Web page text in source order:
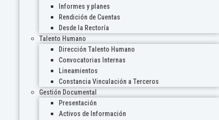
Informes y planes
Rendición de Cuentas
Desde la Rectoría
Talento Humano
Dirección Talento Humano
Convocatorias Internas
Lineamientos
Constancia Vinculación a Terceros
Gestión Documental
Presentación
Activos de Información